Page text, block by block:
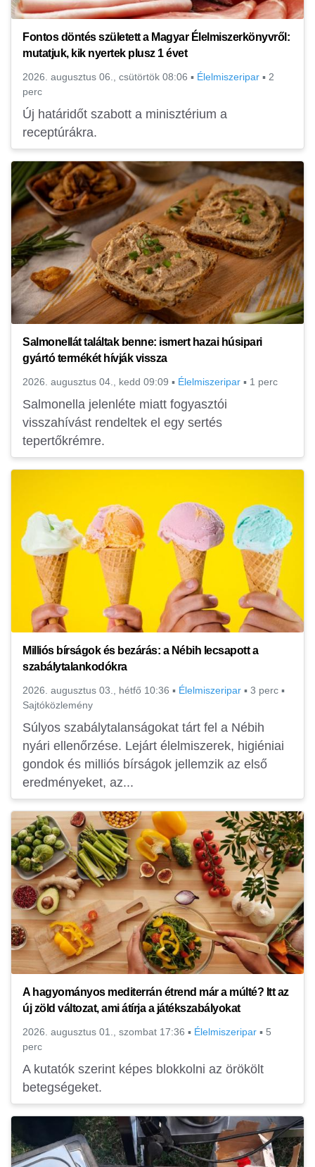
Fontos döntés született a Magyar Élelmiszerkönyvről:
mutatjuk, kik nyertek plusz 1 évet
2026. augusztus 06., csütörtök 08:06 ▪ Élelmiszeripar ▪ 2
perc
Új határidőt szabott a minisztérium a
receptúrákra.
Salmonellát találtak benne: ismert hazai húsipari
gyártó termékét hívják vissza
2026. augusztus 04., kedd 09:09 ▪ Élelmiszeripar ▪ 1 perc
Salmonella jelenléte miatt fogyasztói
visszahívást rendeltek el egy sertés
tepertőkrémre.
Milliós bírságok és bezárás: a Nébih lecsapott a
szabálytalankodókra
2026. augusztus 03., hétfő 10:36 ▪ Élelmiszeripar ▪ 3 perc ▪
Sajtóközlemény
Súlyos szabálytalanságokat tárt fel a Nébih
nyári ellenőrzése. Lejárt élelmiszerek, higiéniai
gondok és milliós bírságok jellemzik az első
eredményeket, az...
A hagyományos mediterrán étrend már a múlté? Itt az
új zöld változat, ami átírja a játékszabályokat
2026. augusztus 01., szombat 17:36 ▪ Élelmiszeripar ▪ 5
perc
A kutatók szerint képes blokkolni az örökölt
betegségeket.